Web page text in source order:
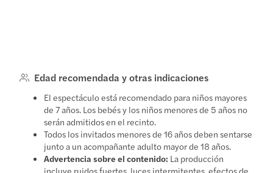
Edad recomendada y otras indicaciones
El espectáculo está recomendado para niños mayores
de 7 años. Los bebés y los niños menores de 5 años no
serán admitidos en el recinto.
Todos los invitados menores de 16 años deben sentarse
junto a un acompañante adulto mayor de 18 años.
Advertencia sobre el contenido: La producción
incluye ruidos fuertes, luces intermitentes, efectos de